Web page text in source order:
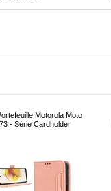
Motorola Moto
- Série Cardholder